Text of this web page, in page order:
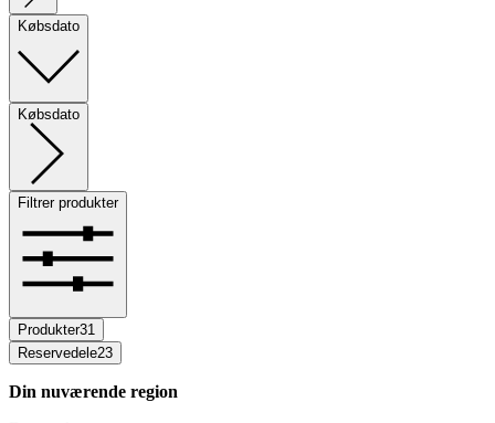
Købsdato
Købsdato
Filtrer produkter
Produkter31
Reservedele23
Din nuværende region